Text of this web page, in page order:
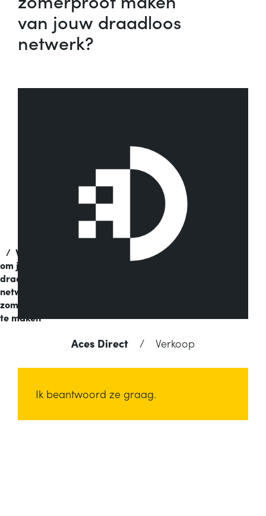
/ Vijf tips
om jouw
draadloos
netwerk
zomerproof
te maken
van jouw draadloos
netwerk?
Aces Direct / Verkoop
Ik beantwoord ze graag.